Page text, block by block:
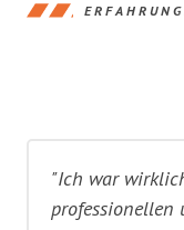
"Ich war
professionellen